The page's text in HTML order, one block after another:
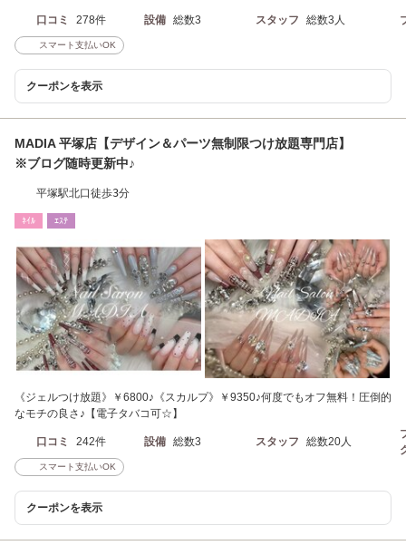
口コミ 278件 設備 総数3 スタッフ 総数3人
スマート支払いOK
クーポンを表示
MADIA 平塚店【デザイン＆パーツ無制限つけ放題専門店】
※ブログ随時更新中♪
平塚駅北口徒歩3分
ﾈｲﾙ ｴｽﾃ
《ジェルつけ放題》￥6800♪《スカルプ》￥9350♪何度でもオフ無料！圧倒的
なモチの良さ♪【電子タバコ可☆】
口コミ 242件 設備 総数3 スタッフ 総数20人
スマート支払いOK
クーポンを表示